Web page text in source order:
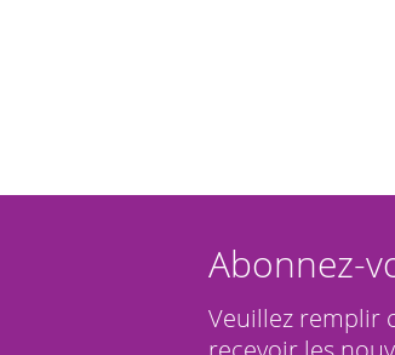
Abonnez-
Veuillez remplir